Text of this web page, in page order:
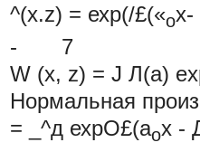
^(x.z) = ехр(/£(«ох-
- 7 ,
W (х, z) = J Л(а)
Нормальная
= _^д ехрО£(аох -